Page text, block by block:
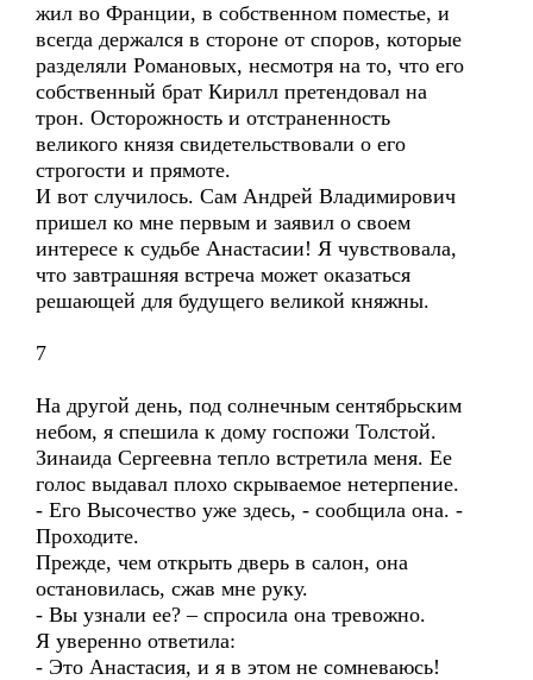
жил во Франции, в собственном поместье, и
всегда держался в стороне от споров, которые
разделяли Романовых, несмотря на то, что его
собственный брат Кирилл претендовал на
трон. Осторожность и отстраненность
великого князя свидетельствовали о его
строгости и прямоте.
И вот случилось. Сам Андрей Владимирович
пришел ко мне первым и заявил о своем
интересе к судьбе Анастасии! Я чувствовала,
что завтрашняя встреча может оказаться
решающей для будущего великой княжны.
7
На другой день, под солнечным сентябрьским
небом, я спешила к дому госпожи Толстой.
Зинаида Сергеевна тепло встретила меня. Ее
голос выдавал плохо скрываемое нетерпение.
- Его Высочество уже здесь, - сообщила она. -
Проходите.
Прежде, чем открыть дверь в салон, она
остановилась, сжав мне руку.
- Вы узнали ее? – спросила она тревожно.
Я уверенно ответила:
- Это Анастасия, и я в этом не сомневаюсь!